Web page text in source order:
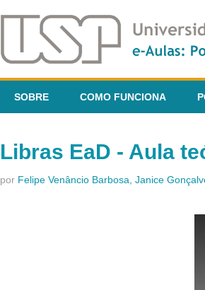
SOBRE COMO FUNCIONA
Libras EaD - Aula
por Felipe Venâncio Barbosa, Janice